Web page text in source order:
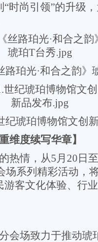
“时尚引领”的升级
珀光·和合之韵》
纪琥珀博物馆文创
维度续写华章】
热情，从5月20日
场系列精彩活动，
游客文化体验、行
会场致力于推动琥